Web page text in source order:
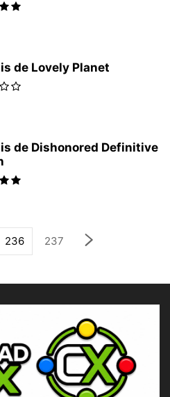
de Lovely Planet
de Dishonored Definitive
236 237